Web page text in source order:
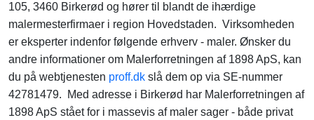
105, 3460 Birkerød og hører til blandt de ihærdige
malermesterfirmaer i region Hovedstaden. Virksomheden
er eksperter indenfor følgende erhverv - maler. Ønsker du
andre informationer om Malerforretningen af 1898 ApS, kan
du på webtjenesten proff.dk slå dem op via SE-nummer
42781479. Med adresse i Birkerød har Malerforretningen af
1898 ApS stået for i massevis af maler sager - både privat